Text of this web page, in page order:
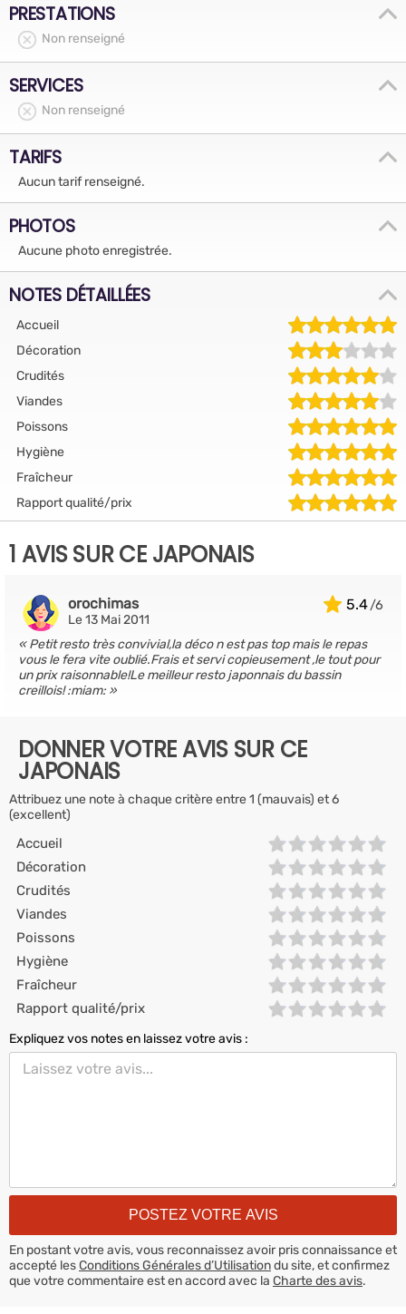
PRESTATIONS
Non renseigné
SERVICES
Non renseigné
TARIFS
Aucun tarif renseigné.
PHOTOS
Aucune photo enregistrée.
NOTES DÉTAILLÉES
Accueil
Décoration
Crudités
Viandes
Poissons
Hygiène
Fraîcheur
Rapport qualité/prix
1 AVIS SUR CE JAPONAIS
5.4
orochimas
Le 13 Mai 2011
Petit resto très convivial,la déco n est pas top mais le repas
vous le fera vite oublié.Frais et servi copieusement ,le tout pour
un prix raisonnable!Le meilleur resto japonnais du bassin
creillois! :miam:
DONNER VOTRE AVIS SUR CE
JAPONAIS
Attribuez une note à chaque critère entre 1 (mauvais) et 6
(excellent)
Accueil
Décoration
Crudités
Viandes
Poissons
Hygiène
Fraîcheur
Rapport qualité/prix
Expliquez vos notes en laissez votre avis :
En postant votre avis, vous reconnaissez avoir pris connaissance et
accepté lesConditions Générales d’Utilisationdu site, et confirmez
que votre commentaire est en accord avec la Charte des avis.